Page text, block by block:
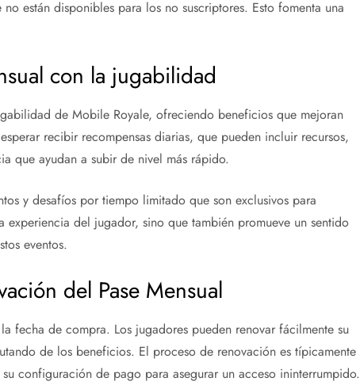
están disponibles para los no suscriptores. Esto fomenta una
con la jugabilidad
de Mobile Royale, ofreciendo beneficios que mejoran
recibir recompensas diarias, que pueden incluir recursos,
que ayudan a subir de nivel más rápido.
y desafíos por tiempo limitado que son exclusivos para
experiencia del jugador, sino que también promueve un sentido
eventos.
del Pase Mensual
fecha de compra. Los jugadores pueden renovar fácilmente su
de los beneficios. El proceso de renovación es típicamente
configuración de pago para asegurar un acceso ininterrumpido.